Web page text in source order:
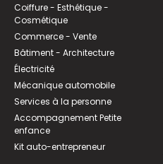
Coiffure - Esthétique -
Cosmétique
Commerce - Vente
Bâtiment - Architecture
Électricité
Mécanique automobile
Services à la personne
Accompagnement Petite
enfance
Kit auto-entrepreneur